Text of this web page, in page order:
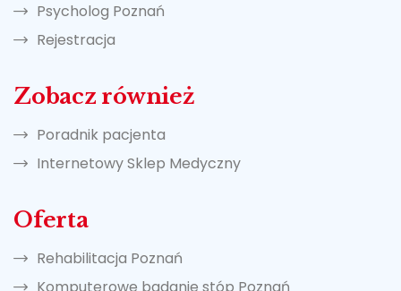
Psycholog Poznań
Rejestracja
Zobacz również
Poradnik pacjenta
Internetowy Sklep Medyczny
Oferta
Rehabilitacja Poznań